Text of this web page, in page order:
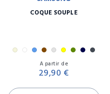
COQUE SOUPLE
BeigeBlanc
BleuBronze
GrisJaune
KakiMarine
Noir
Orange
Rose
Rouge
Transparent
Turquoise
A partir de
29,90 €